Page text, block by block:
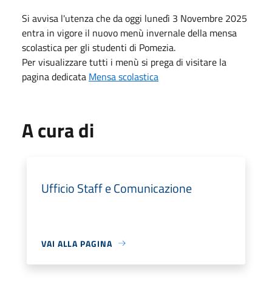
Si avvisa l'utenza che da oggi lunedì 3 Novembre 2025
entra in vigore il nuovo menù invernale della mensa
scolastica per gli studenti di Pomezia.
Per visualizzare tutti i menù si prega di visitare la
pagina dedicata Mensa scolastica
A cura di
Ufficio Staff e Comunicazione
VAI ALLA PAGINA